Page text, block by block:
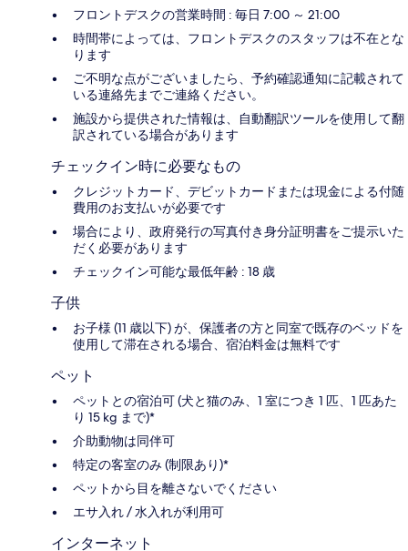
フロントデスクの営業時間 : 毎日 7:00 ～ 21:00
時間帯によっては、フロントデスクのスタッフは不在とな
ります
ご不明な点がございましたら、予約確認通知に記載されて
いる連絡先までご連絡ください。
施設から提供された情報は、自動翻訳ツールを使用して翻
訳されている場合があります
チェックイン時に必要なもの
クレジットカード、デビットカードまたは現金による付随
費用のお支払いが必要です
場合により、政府発行の写真付き身分証明書をご提示いた
だく必要があります
チェックイン可能な最低年齢 : 18 歳
子供
お子様 (11 歳以下) が、保護者の方と同室で既存のベッドを
使用して滞在される場合、宿泊料金は無料です
ペット
ペットとの宿泊可 (犬と猫のみ、1 室につき 1 匹、1 匹あた
り 15 kg まで)*
介助動物は同伴可
特定の客室のみ (制限あり)*
ペットから目を離さないでください
エサ入れ / 水入れが利用可
インターネット